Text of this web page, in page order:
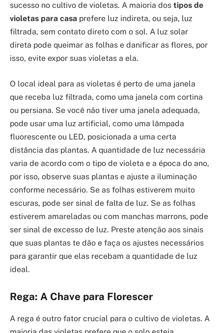
sucesso no cultivo de violetas. A maioria dos tipos de
violetas para casa prefere luz indireta, ou seja, luz
filtrada, sem contato direto com o sol. A luz solar
direta pode queimar as folhas e danificar as flores, por
isso, evite expor suas violetas a ela.
O local ideal para as violetas é perto de uma janela
que receba luz filtrada, como uma janela com cortina
ou persiana. Se você não tiver uma janela adequada,
pode usar uma luz artificial, como uma lâmpada
fluorescente ou LED, posicionada a uma certa
distância das plantas. A quantidade de luz necessária
varia de acordo com o tipo de violeta e a época do ano,
por isso, observe suas plantas e ajuste a iluminação
conforme necessário. Se as folhas estiverem muito
escuras, pode ser sinal de falta de luz. Se as folhas
estiverem amareladas ou com manchas marrons, pode
ser sinal de excesso de luz. Preste atenção aos sinais
que suas plantas te dão e faça os ajustes necessários
para garantir que elas recebam a quantidade de luz
ideal.
Rega: A Chave para Florescer
A rega é outro fator crucial para o cultivo de violetas. A